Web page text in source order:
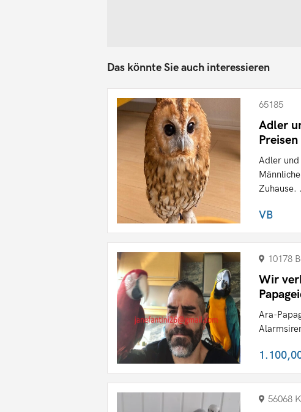
Das könnte Sie auch interessieren
65185
Adler
Adler und
Zuhause.
VB
10178
Wir
Ara-
56068